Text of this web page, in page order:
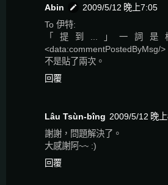
Abin
2009/5/12 晚上7:05
To 伊特:
「提到...」一詞
<data:commentPostedByMsg/
不是貼了兩次。
回覆
Lâu Tsùn-bîng 2009/5/12 晚
謝謝，問題解決了。
大感謝阿~~ :)
回覆